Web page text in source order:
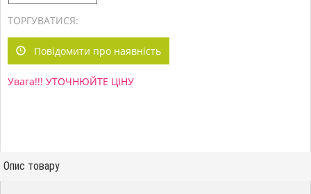
ТОРГУВАТИСЯ:
Повідомити про наявність
Увага!!! УТОЧНЮЙТЕ ЦІНУ
Опис товару